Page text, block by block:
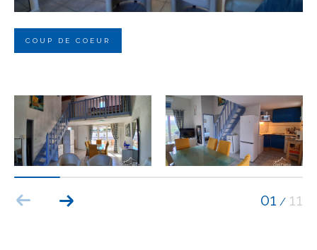
COUP DE COEUR
01 / 11
Pièces
Référence
AFFINER LES CRITÈRES
TERRASSE PARKING PISCINE